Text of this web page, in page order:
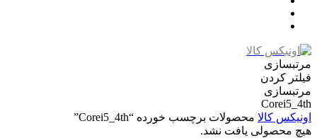
مرتبسازی
فیلتر کردن
مرتبسازی
Corei5_4th
اونیکس کالا محصولات برچسب خورده “Corei5_4th”
هیچ محصولی یافت نشد.